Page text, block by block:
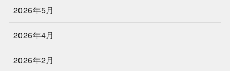
2026年5月
2026年4月
2026年2月